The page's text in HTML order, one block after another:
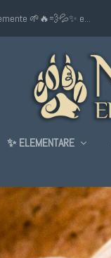
🌱🔥💨💦✨ e...
✨ ELEMENTARE